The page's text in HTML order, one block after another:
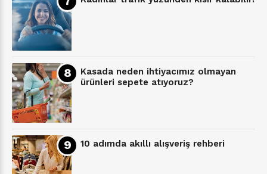
Kasada neden ihtiyacımız olmayan
ürünleri sepete atıyoruz?
10 adımda akıllı alışveriş rehberi